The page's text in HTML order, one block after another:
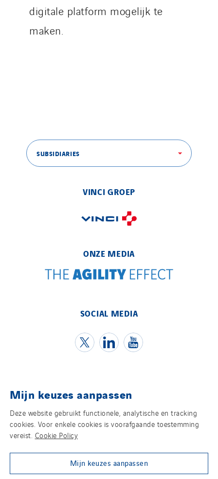
digitale platform mogelijk te
maken.
SUBSIDIARIES
VINCI GROEP
ONZE MEDIA
SOCIAL MEDIA
Contact
Juridische informatie
Privacy statement
Cookies
Mijn keuzes aanpassen
Deze website gebruikt functionele, analytische en tracking
cookies. Voor enkele cookies is voorafgaande toestemming
vereist. Cookie Policy
Mijn keuzes aanpassen